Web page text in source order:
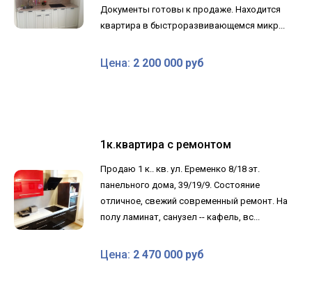
Документы готовы к продаже. Находится
квартира в быстроразвивающемся микр...
Цена: 2 200 000 руб
1к.квартира с ремонтом
Продаю 1 к.. кв. ул. Еременко 8/18 эт.
панельного дома, 39/19/9. Состояние
отличное, свежий современный ремонт. На
полу ламинат, санузел -- кафель, вс...
Цена: 2 470 000 руб